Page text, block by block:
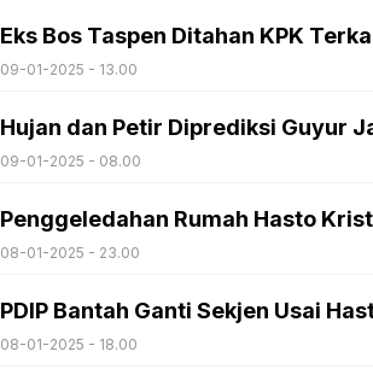
Eks Bos Taspen Ditahan KPK
09-01-2025 - 13.00
Hujan dan Petir Diprediksi Guyur
09-01-2025 - 08.00
Penggeledahan Rumah Hasto
08-01-2025 - 23.00
PDIP Bantah Ganti Sekjen Usai
08-01-2025 - 18.00